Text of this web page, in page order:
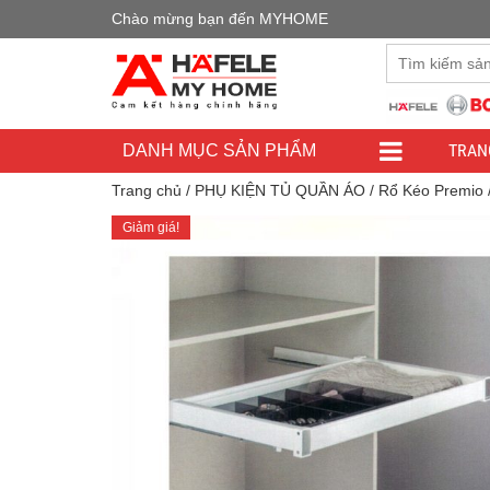
Chào mừng bạn đến MYHOME
DANH MỤC SẢN PHẨM
Trang chủ / PHỤ KIỆN TỦ QUẦN ÁO / Rổ Kéo Premio
Giảm giá!
Đây là cửa